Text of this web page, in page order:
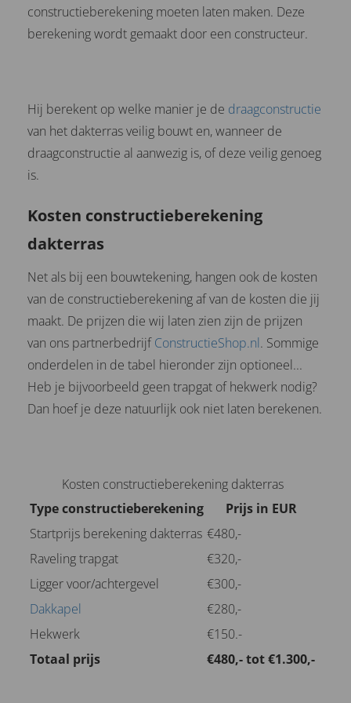
constructieberekening moeten laten maken. Deze
berekening wordt gemaakt door een constructeur.
Hij berekent op welke manier je de draagconstructie
van het dakterras veilig bouwt en, wanneer de
draagconstructie al aanwezig is, of deze veilig genoeg
is.
Kosten constructieberekening
dakterras
Net als bij een bouwtekening, hangen ook de kosten
van de constructieberekening af van de kosten die jij
maakt. De prijzen die wij laten zien zijn de prijzen
van ons partnerbedrijfConstructieShop.nl. Sommige
onderdelen in de tabel hieronder zijn optioneel...
Heb je bijvoorbeeld geen trapgat of hekwerk nodig?
Dan hoef je deze natuurlijk ook niet laten berekenen.
Type constructieberekening Prijs in EUR
Kosten constructieberekening dakterras
Startprijs berekening dakterras €480,-
Raveling trapgat
€320,-
Ligger voor/achtergevel
€300,-
Dakkapel
€280,-
Hekwerk
€150.-
Totaal prijs
€480,- tot €1.300,-